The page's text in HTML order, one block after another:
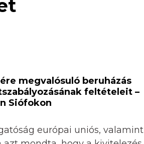
megvalósuló beruházás
feltételeit –
Siófokon
európai uniós, valamint